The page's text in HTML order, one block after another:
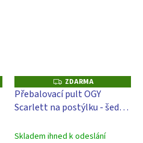
Z
D
A
R
M
ZDARMA
Přebalovací pult OGY
Scarlett na postýlku - šedý -
Algo
Skladem ihned k odeslání